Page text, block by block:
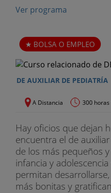
Ver programa
BOLSA O EMPLEO
DE AUXILIAR DE PEDIATRÍA
A Distancia 300 horas
Hay oficios que dejan
encuentra el de
de los más pequeños
infancia y
permitan
más bonitas y